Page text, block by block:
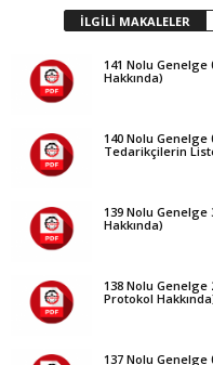
İLGİLİ MAKALELER
141 Nolu Genelge
Hakkında)
140 Nolu
Tedarikçilerin
139 Nolu Genelge
Hakkında)
138 Nolu Genelge
Protokol
137 Nolu Genelge